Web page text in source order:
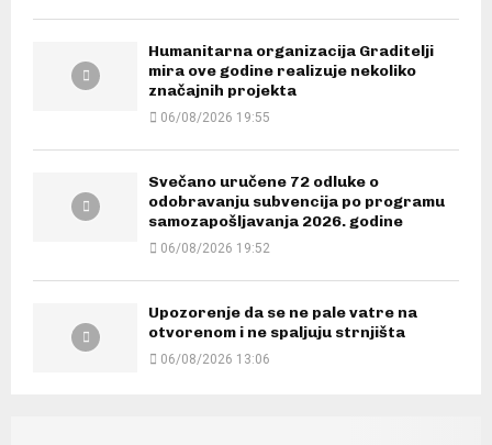
Humanitarna organizacija Graditelji
mira ove godine realizuje nekoliko
značajnih projekta
06/08/2026 19:55
Svečano uručene 72 odluke o
odobravanju subvencija po programu
samozapošljavanja 2026. godine
06/08/2026 19:52
Upozorenje da se ne pale vatre na
otvorenom i ne spaljuju strnjišta
06/08/2026 13:06